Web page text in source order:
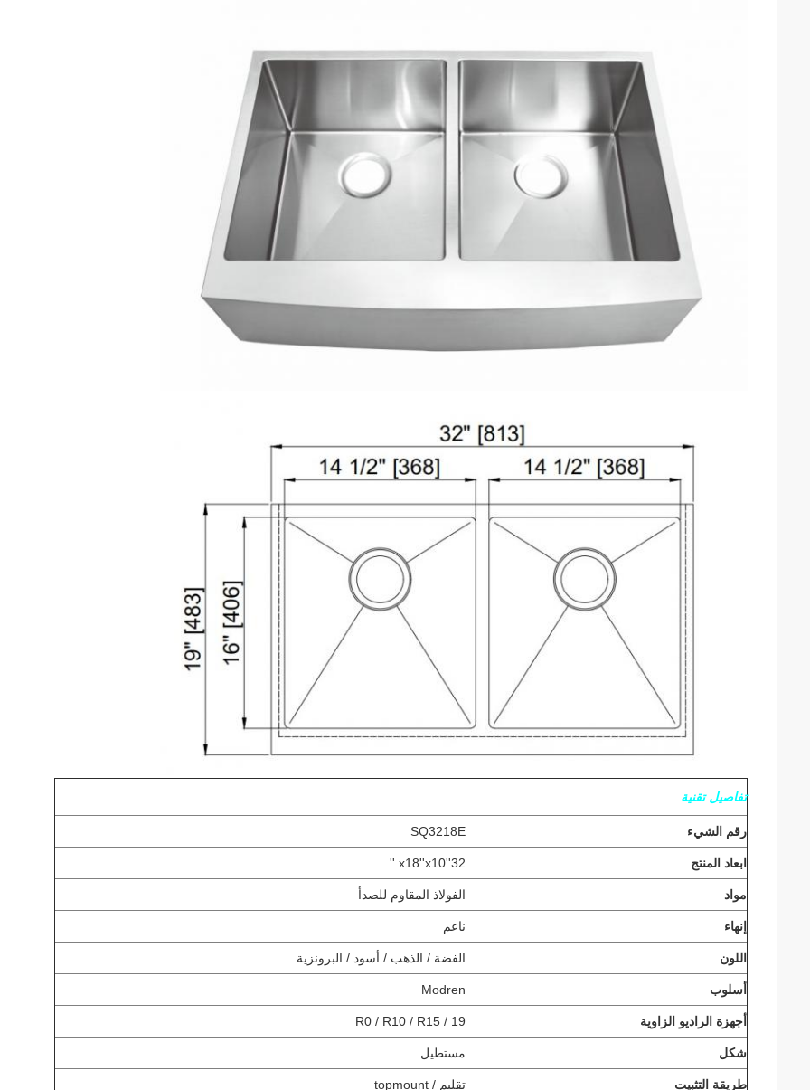
تفاصيل تقنية
رقم الشيء SQ3218E
ابعاد المنتج 32''x18''x10 ''
مواد الفولاذ المقاوم للصدأ
إنهاء ناعم
اللون الفضة / الذهب / أسود / البرونزية
أسلوب Modren
أجهزة الراديو الزاوية R0 / R10 / R15 / 19
شكل مستطيل
طريقة التثبيت تقليم / topmount